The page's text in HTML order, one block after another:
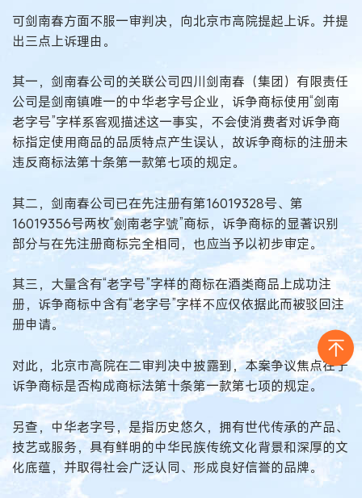
可剑南春方面不服一审判决，向北京市高院提起上诉。并提
出三点上诉理由。
其一，剑南春公司的关联公司四川剑南春（集团）有限责任
公司是剑南镇唯一的中华老字号企业，诉争商标使用“剑南
老字号”字样系客观描述这一事实，不会使消费者对诉争商
标指定使用商品的品质特点产生误认，故诉争商标的注册未
违反商标法第十条第一款第七项的规定。
其二，剑南春公司已在先注册有第16019328号、第
16019356号两枚“劍南老字號”商标，诉争商标的显著识别
部分与在先注册商标完全相同，也应当予以初步审定。
其三，大量含有“老字号”字样的商标在酒类商品上成功注
册，诉争商标中含有“老字号”字样不应仅依据此而被驳回注
册申请。
对此，北京市高院在二审判决中披露到，本案争议焦点在于
诉争商标是否构成商标法第十条第一款第七项的规定。
另查，中华老字号，是指历史悠久，拥有世代传承的产品、
技艺或服务，具有鲜明的中华民族传统文化背景和深厚的文
化底蕴，并取得社会广泛认同、形成良好信誉的品牌。